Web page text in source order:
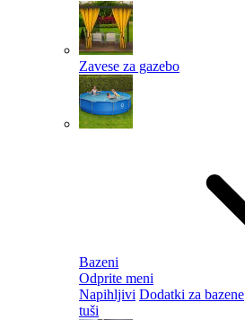
Zavese za gazebo
Bazeni
Odprite meni
Napihljivi Dodatki za bazene
tuši